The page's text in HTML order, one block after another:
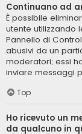
Continuano ad
È possibile
utente utilizzando
Pannello di
abusivi da un
moderatori; essi
inviare messaggi
Top
Ho ricevuto un
da qualcuno in